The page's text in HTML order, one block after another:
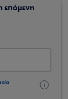
επόμενη